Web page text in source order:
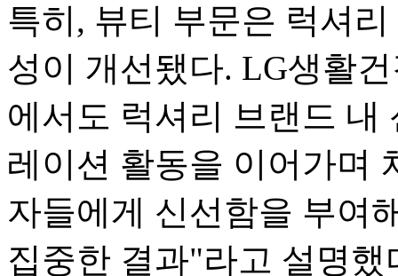
특히, 뷰티 부문은 럭셔
성이 개선됐다. LG생활
에서도 럭셔리 브랜드 내
레이션 활동을 이어가며
자들에게 신선함을 부여
집중한 결과"라고 설명했